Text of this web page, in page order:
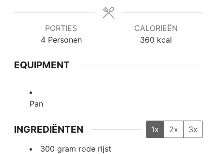
PORTIES
4 Personen
CALORIEËN
360 kcal
EQUIPMENT
Pan
INGREDIËNTEN 1x 2x
3x
300 gram rode rijst